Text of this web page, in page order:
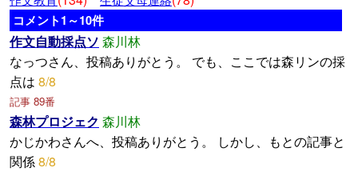
コメント1～10件
作文自動採点ソ 森川林
なっつさん、投稿ありがとう。 でも、ここでは森リンの採
点は 8/8
記事 89番
森林プロジェク 森川林
かじかわさんへ、投稿ありがとう。 しかし、もとの記事と
関係8/8